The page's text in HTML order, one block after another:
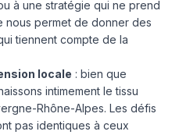
à une stratégie qui ne prend
permet de donner des
tiennent compte de la
locale : bien que
intimement le tissu
Rhône-Alpes. Les défis
pas identiques à ceux